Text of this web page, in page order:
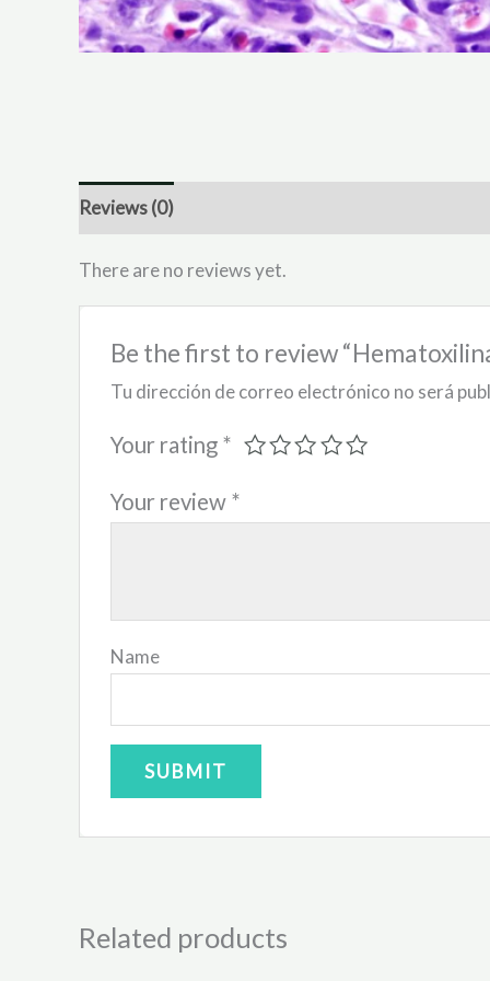
Reviews (0)
There are no reviews yet.
Be the first to review
Tu dirección de correo electrónico no será
Your rating *
Your review *
Name
Related products